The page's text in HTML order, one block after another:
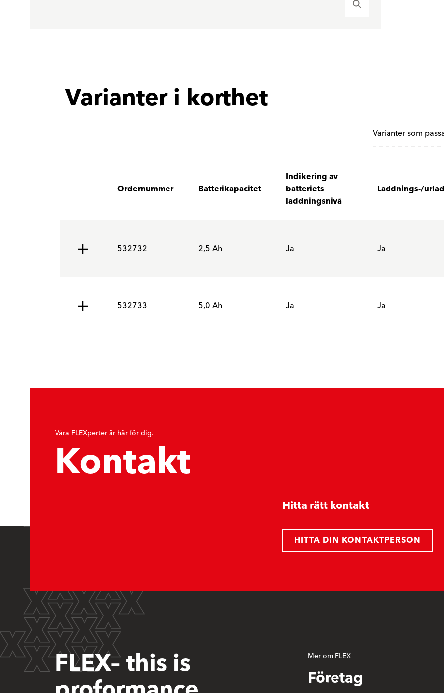
Varianter i korthet
Varianter som
Ordernummer Batterikapacitet
Indikering av
batteriets
laddningsnivå
Laddnings-/
532732 2,5 Ah Ja Ja
532733 5,0 Ah Ja Ja
Våra FLEXperter är här för dig.
Kontakt
Hitta rätt kontakt
HITTA DIN KONTAKTPERSON
FLEX– this is Mer om FLEX
Företag